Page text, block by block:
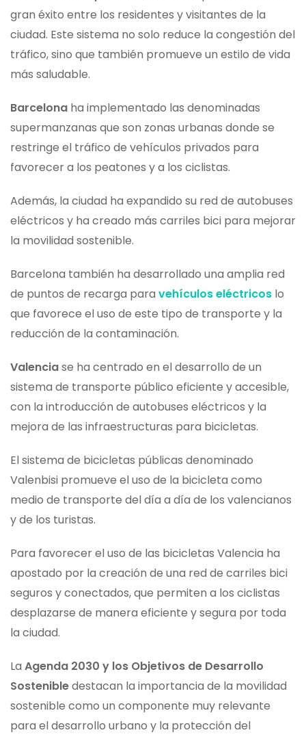
gran éxito entre los residentes y visitantes de la
ciudad. Este sistema no solo reduce la congestión del
tráfico, sino que también promueve un estilo de vida
más saludable.
Barcelona ha implementado las denominadas
supermanzanas que son zonas urbanas donde se
restringe el tráfico de vehículos privados para
favorecer a los peatones y a los ciclistas.
Además, la ciudad ha expandido su red de autobuses
eléctricos y ha creado más carriles bici para mejorar
la movilidad sostenible.
Barcelona también ha desarrollado una amplia red
de puntos de recarga para vehículos eléctricos lo
que favorece el uso de este tipo de transporte y la
reducción de la contaminación.
Valenciase ha centrado en el desarrollo de un
sistema de transporte público eficiente y accesible,
con la introducción de autobuses eléctricos y la
mejora de las infraestructuras para bicicletas.
El sistema de bicicletas públicas denominado
Valenbisi promueve el uso de la bicicleta como
medio de transporte del día a día de los valencianos
y de los turistas.
Para favorecer el uso de las bicicletas Valencia ha
apostado por la creación de una red de carriles bici
seguros y conectados, que permiten a los ciclistas
desplazarse de manera eficiente y segura por toda
la ciudad.
La Agenda 2030 y los Objetivos de Desarrollo
Sostenibledestacan la importancia de la movilidad
sostenible como un componente muy relevante
para el desarrollo urbano y la protección del